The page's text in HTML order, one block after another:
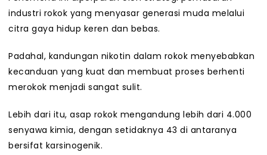
industri rokok yang menyasar generasi muda melalui
citra gaya hidup keren dan bebas.
Padahal, kandungan nikotin dalam rokok menyebabkan
kecanduan yang kuat dan membuat proses berhenti
merokok menjadi sangat sulit.
Lebih dari itu, asap rokok mengandung lebih dari 4.000
senyawa kimia, dengan setidaknya 43 di antaranya
bersifat karsinogenik.